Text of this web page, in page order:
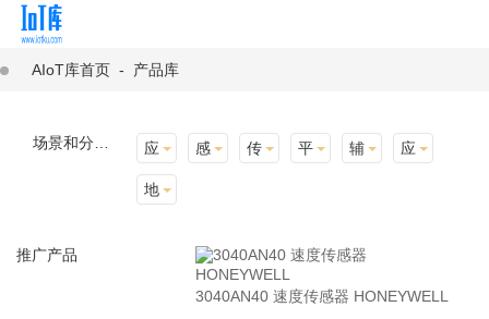
AIoT库首页 - 产品库
应用场景 感知层 传输层 平台层 辅助产品与材料 应用终端
地址选择
推广产品
3040AN40 速度传感器 HONEYWELL